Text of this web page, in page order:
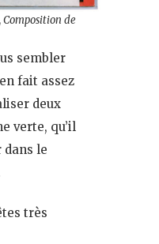
Composition de
sembler
fait assez
deux
verte, qu’il
le
très